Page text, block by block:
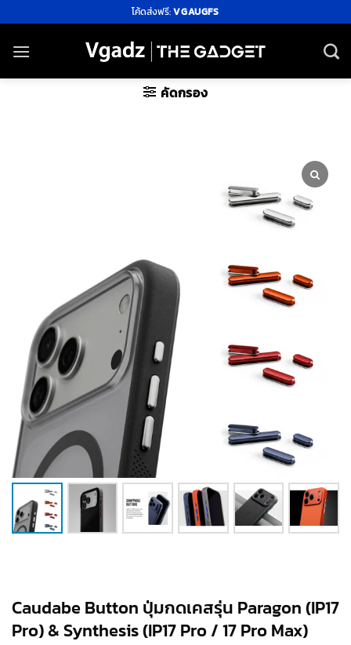
ไป
ยัง
โค้ดส่งฟรี:VGAUGFS
คัดกรอง
Caudabe Button ปุ่มกดเคสรุ่น Paragon (IP17
Pro) & Synthesis (IP17 Pro / 17 Pro Max)